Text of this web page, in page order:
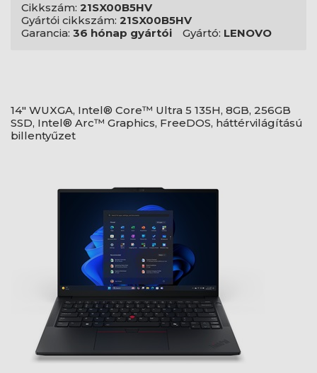
Cikkszám: 21SX00B5HV
Gyártói cikkszám: 21SX00B5HV
Garancia: 36 hónap gyártói Gyártó: LENOVO
14" WUXGA, Intel® Core™ Ultra 5 135H, 8GB, 256GB
SSD, Intel® Arc™ Graphics, FreeDOS, háttérvilágítású
billentyűzet